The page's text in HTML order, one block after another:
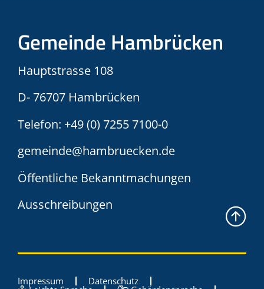
Gemeinde Hambrücken
Hauptstrasse 108
D- 76707 Hambrücken
Telefon: +49 (0) 7255 7100-0
gemeinde@hambruecken.de
Öffentliche Bekanntmachungen
Ausschreibungen
Impressum Datenschutz